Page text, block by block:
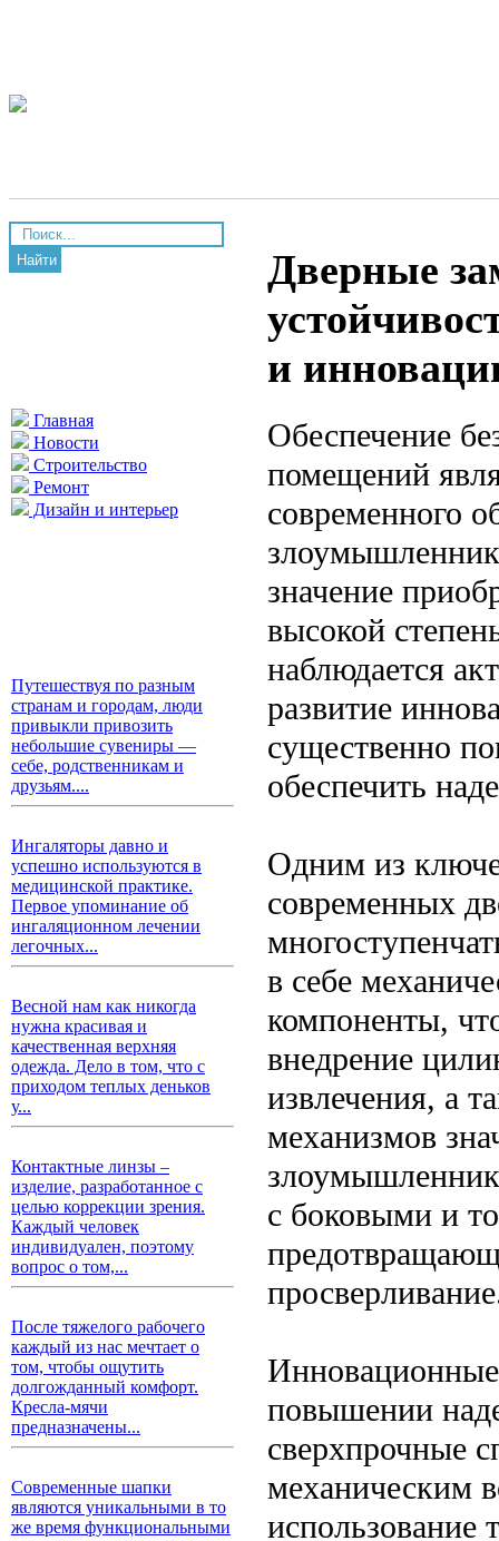
Найти
Главная
Новости
Строительство
Ремонт
Дизайн и интерьер
Путешествуя по разным
странам и городам, люди
привыкли привозить
небольшие сувениры —
себе, родственникам и
друзьям....
Ингаляторы давно и
успешно используются в
медицинской практике.
Первое упоминание об
ингаляционном лечении
легочных...
Весной нам как никогда
нужна красивая и
качественная верхняя
одежда. Дело в том, что с
приходом теплых деньков
у...
Контактные линзы –
изделие, разработанное с
целью коррекции зрения.
Каждый человек
индивидуален, поэтому
вопрос о том,...
После тяжелого рабочего
каждый из нас мечтает о
том, чтобы ощутить
долгожданный комфорт.
Кресла-мячи
предназначены...
Современные шапки
являются уникальными в то
же время функциональными
Дверные
и
Обеспечение
помещений
современного
значение
высокой
наблюдается
развитие
существенно
обеспечить
Одним из
современных
в себе
компоненты,
внедрение
извлечения, а
механизмов
с боковыми и
повышении
сверхпрочные
механическим
использование